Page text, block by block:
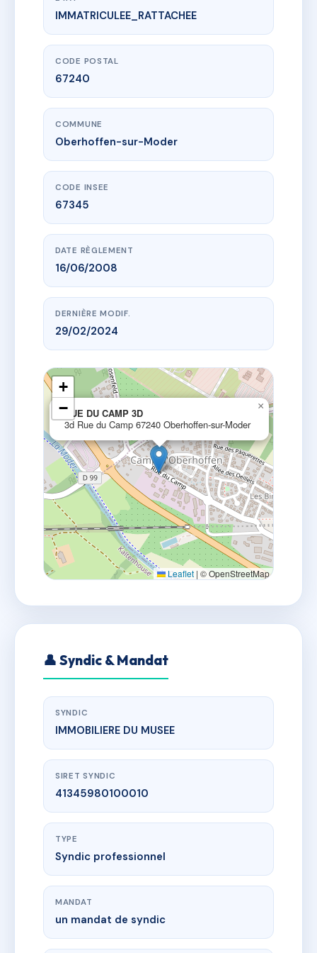
www.vme.plus/AI5546833
RUE DU CAMP 3D
3d Rue du Camp67240 Oberhoffen-sur-Moder
IMMATRICULEE_RATTACHEE
CODE POSTAL
67240
COMMUNE
Oberhoffen-sur-Moder
CODE INSEE
67345
DATE RÈGLEMENT
16/06/2008
DERNIÈRE MODIF.
29/02/2024
RUE DU CAMP 3D
3d Rue du Camp 67240 Oberhoffen-sur-Moder
×
+
−
Leaflet | © OpenStreetMap
👤 Syndic & Mandat
SYNDIC
IMMOBILIERE DU MUSEE
SIRET SYNDIC
41345980100010
TYPE
Syndic professionnel
MANDAT
un mandat de syndic